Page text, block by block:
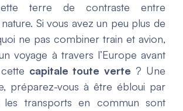
terre de contraste entre
Si vous avez un peu plus de
ne pas combiner train et avion,
voyage à travers l’Europe avant
capitale toute verte ? Une
préparez-vous à être ébloui par
transports en commun sont